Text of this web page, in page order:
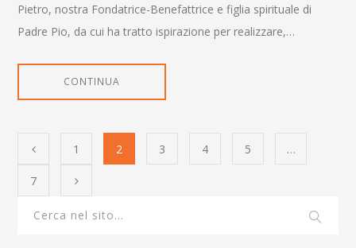
Pietro, nostra Fondatrice-Benefattrice e figlia spirituale di
Padre Pio, da cui ha tratto ispirazione per realizzare,…
CONTINUA
1 2 3 4 5 …
7